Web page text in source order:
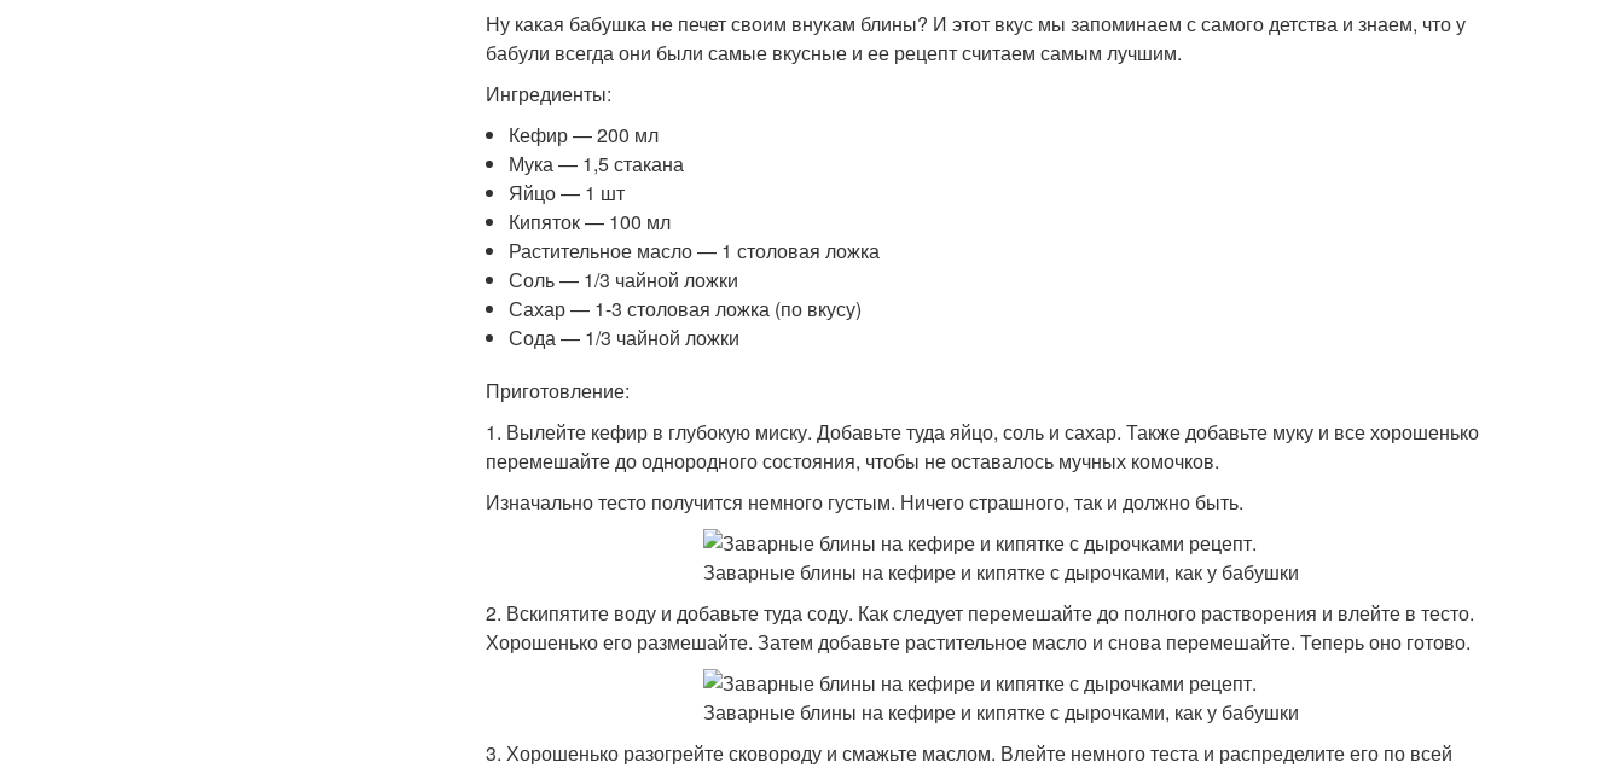
Ну какая бабушка не печет своим внукам блины? И этот вкус мы запоминаем с самого детства и знаем, что у
бабули всегда они были самые вкусные и ее рецепт считаем самым лучшим.
Ингредиенты:
Кефир — 200 мл
Мука — 1,5 стакана
Яйцо — 1 шт
Кипяток — 100 мл
Растительное масло — 1 столовая ложка
Соль — 1/3 чайной ложки
Сахар — 1-3 столовая ложка (по вкусу)
Сода — 1/3 чайной ложки
Приготовление:
1. Вылейте кефир в глубокую миску. Добавьте туда яйцо, соль и сахар. Также добавьте муку и все хорошенько
перемешайте до однородного состояния, чтобы не оставалось мучных комочков.
Изначально тесто получится немного густым. Ничего страшного, так и должно быть.
2. Вскипятите воду и добавьте туда соду. Как следует перемешайте до полного растворения и влейте в тесто.
Хорошенько его размешайте. Затем добавьте растительное масло и снова перемешайте. Теперь оно готово.
3. Хорошенько разогрейте сковороду и смажьте маслом. Влейте немного теста и распределите его по всей